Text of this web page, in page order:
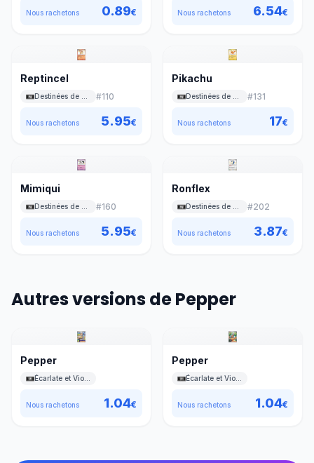
Nous rachetons 0.89€ Nous rachetons 6.54€
Reptincel
#110
Nous rachetons 5.95€
Pikachu
#131
Nous rachetons 17€
Mimiqui
#160
Nous rachetons 5.95€
Ronflex
#202
Nous rachetons 3.87€
Autres versions de Pepper
Pepper
Nous rachetons 1.04€
Pepper
Nous rachetons 1.04€